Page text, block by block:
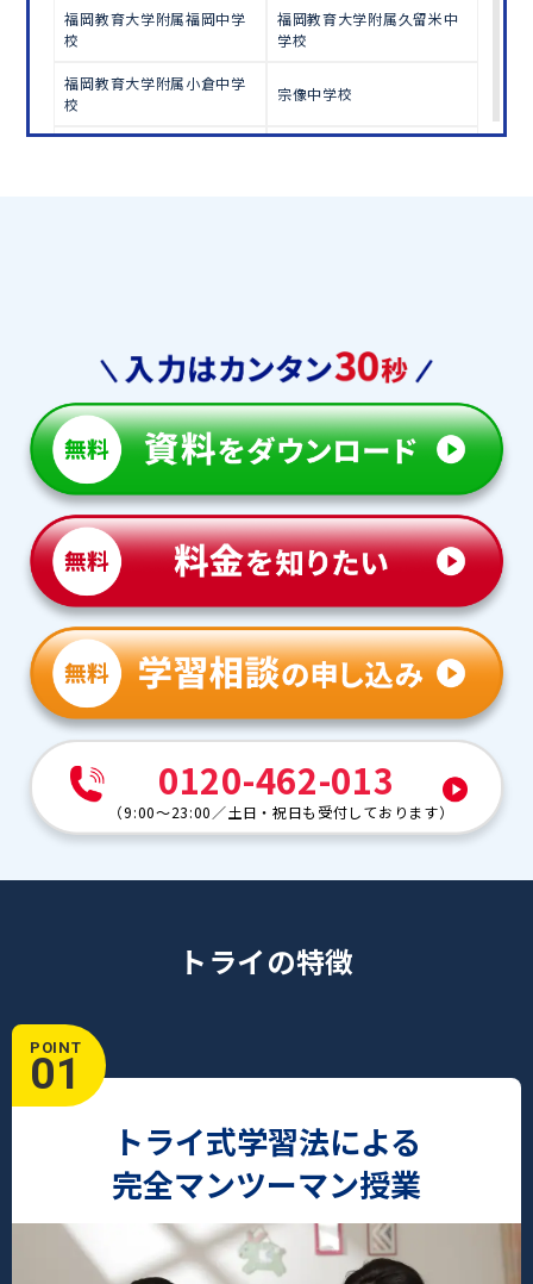
福岡教育大学附属福岡中学
校
福岡教育大学附属久留米中
学校
福岡教育大学附属小倉中学
校
宗像中学校
0120-462-013
（9:00～23:00 ／土日・祝日も受付しております）
トライの特徴
POINT
01
トライ式学習法による
完全マンツーマン授業